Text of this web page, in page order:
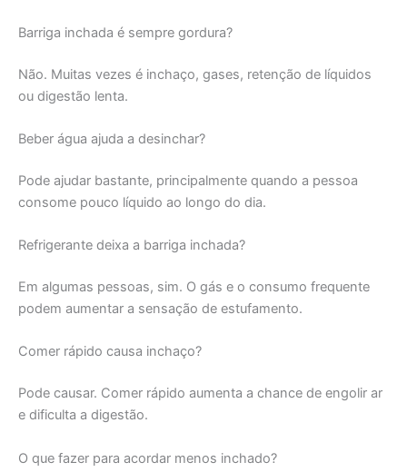
Barriga inchada é sempre gordura?
Não. Muitas vezes é inchaço, gases, retenção de líquidos
ou digestão lenta.
Beber água ajuda a desinchar?
Pode ajudar bastante, principalmente quando a pessoa
consome pouco líquido ao longo do dia.
Refrigerante deixa a barriga inchada?
Em algumas pessoas, sim. O gás e o consumo frequente
podem aumentar a sensação de estufamento.
Comer rápido causa inchaço?
Pode causar. Comer rápido aumenta a chance de engolir ar
e dificulta a digestão.
O que fazer para acordar menos inchado?